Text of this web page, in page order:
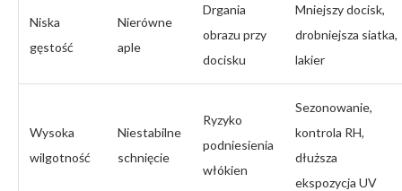
Niska
gęstość
Nierówne
aple
Drgania
obrazu przy
docisku
Mniejszy docisk,
drobniejsza siatka,
lakier
Wysoka
wilgotność
Niestabilne
schnięcie
Ryzyko
podniesienia
włókien
Sezonowanie,
kontrola RH,
dłuższa
ekspozycja UV